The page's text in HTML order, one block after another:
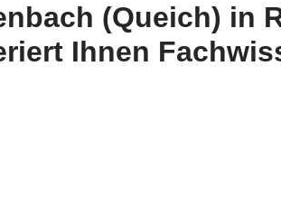
(Queich) in
Ihnen